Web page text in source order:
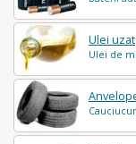
Ulei uzat
Ulei de